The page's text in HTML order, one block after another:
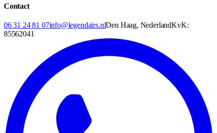
Contact
06 31 24 81 07info@legendairs.nlDen Haag, NederlandKvK:
85562041